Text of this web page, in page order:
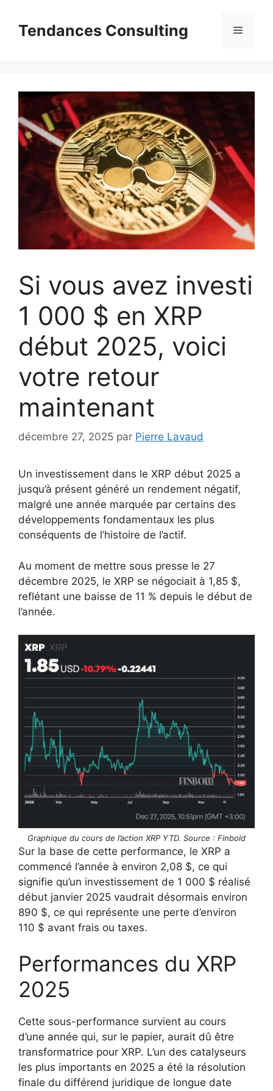
contenuTendances Consulting Menu
Si vous avez investi
1 000 $ en XRP
début 2025, voici
votre retour
maintenant
décembre 27, 2025 par Pierre Lavaud
Un investissement dans le XRP début 2025 a
jusqu’à présent généré un rendement négatif,
malgré une année marquée par certains des
développements fondamentaux les plus
conséquents de l’histoire de l’actif.
Au moment de mettre sous presse le 27
décembre 2025, le XRP se négociait à 1,85 $,
reflétant une baisse de 11 % depuis le début de
l’année.
Graphique du cours de l’action XRP YTD. Source : Finbold
Sur la base de cette performance, le XRP a
commencé l’année à environ 2,08 $, ce qui
signifie qu’un investissement de 1 000 $ réalisé
début janvier 2025 vaudrait désormais environ
890 $, ce qui représente une perte d’environ
110 $ avant frais ou taxes.
Performances du XRP
2025
Cette sous-performance survient au cours
d’une année qui, sur le papier, aurait dû être
transformatrice pour XRP. L’un des catalyseurs
les plus importants en 2025 a été la résolution
finale du différend juridique de longue date